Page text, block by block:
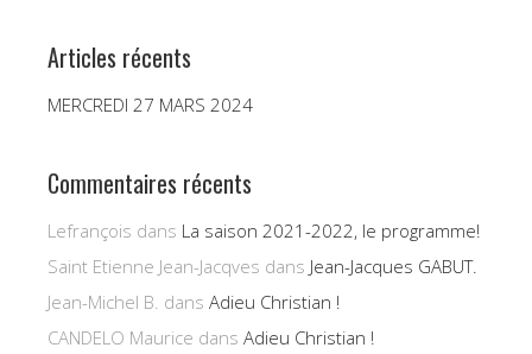
Articles récents
MERCREDI 27 MARS 2024
Commentaires récents
Lefrançois dans La saison 2021-2022, le programme!
Saint Etienne Jean-Jacqves dans Jean-Jacques GABUT.
Jean-Michel B. dans Adieu Christian !
CANDELO Maurice dans Adieu Christian !